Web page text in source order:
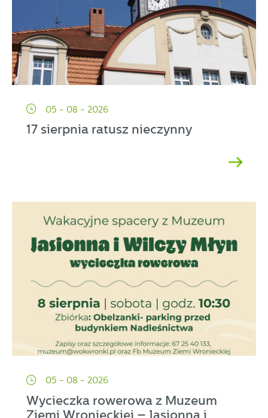
05 - 08 - 2026
17 sierpnia ratusz nieczynny
05 - 08 - 2026
Wycieczka rowerowa z Muzeum
Ziemi Wronieckiej – Jasionna i